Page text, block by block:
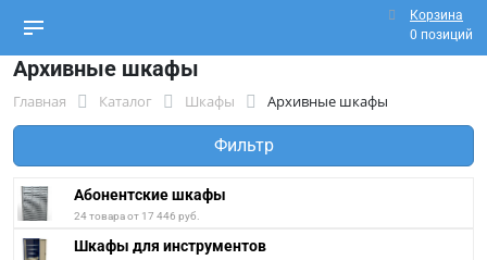
Корзина
0 позиций
Архивные шкафы
Главная Каталог Шкафы Архивные шкафы
Фильтр
Абонентские шкафы
24 товара от 17 446 руб.
Шкафы для инструментов